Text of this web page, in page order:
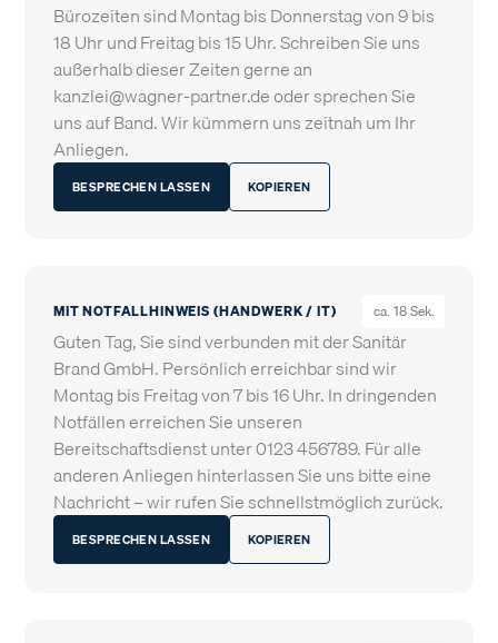
Bürozeiten sind Montag bis Donnerstag von 9 bis
18 Uhr und Freitag bis 15 Uhr. Schreiben Sie uns
außerhalb dieser Zeiten gerne an
kanzlei@wagner-partner.de oder sprechen Sie
uns auf Band. Wir kümmern uns zeitnah um Ihr
Anliegen.
BESPRECHEN LASSEN KOPIEREN
MIT NOTFALLHINWEIS (HANDWERK / IT) ca. 18 Sek.
Guten Tag, Sie sind verbunden mit der Sanitär
Brand GmbH. Persönlich erreichbar sind wir
Montag bis Freitag von 7 bis 16 Uhr. In dringenden
Notfällen erreichen Sie unseren
Bereitschaftsdienst unter 0123 456789. Für alle
anderen Anliegen hinterlassen Sie uns bitte eine
Nachricht – wir rufen Sie schnellstmöglich zurück.
BESPRECHEN LASSEN KOPIEREN